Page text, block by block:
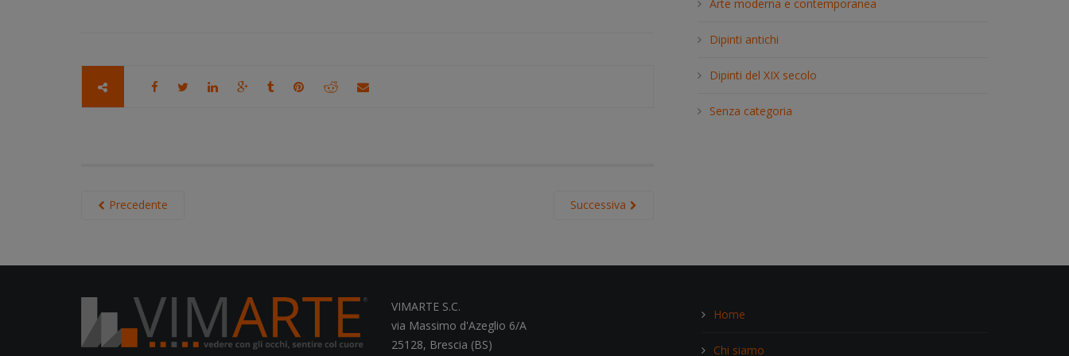
Successiva
Precedente
h
Arte moderna e contemporanea
Dipinti antichi
Dipinti del XIX secolo
Senza categoria
VIMARTE S.C.
via Massimo d'Azeglio 6/A
25128, Brescia (BS)
Home
Chi siamo